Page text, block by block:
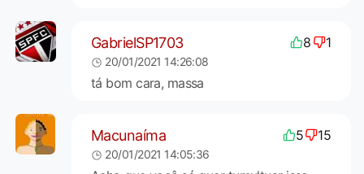
GabrielSP1703 8 1
20/01/2021 14:26:08
tá bom cara, massa
Macunaíma 5 15
20/01/2021 14:05:36